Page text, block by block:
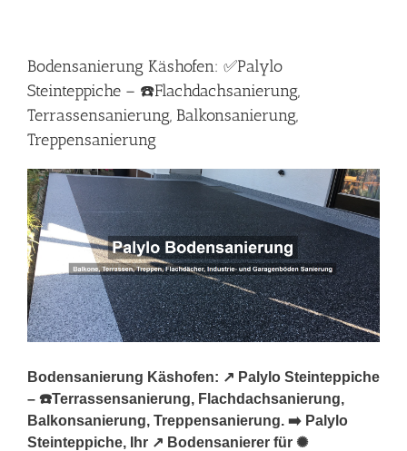
Bodensanierung Käshofen: ✅Palylo
Steinteppiche – ☎️Flachdachsanierung,
Terrassensanierung, Balkonsanierung,
Treppensanierung
Bodensanierung Käshofen: ↗️ Palylo Steinteppiche
– ☎️Terrassensanierung, Flachdachsanierung,
Balkonsanierung, Treppensanierung. ➡️ Palylo
Steinteppiche, Ihr ↗️ Bodensanierer für ✺